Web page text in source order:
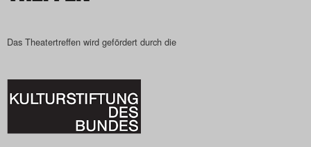
Das Theatertreffen wird gefördert durch die